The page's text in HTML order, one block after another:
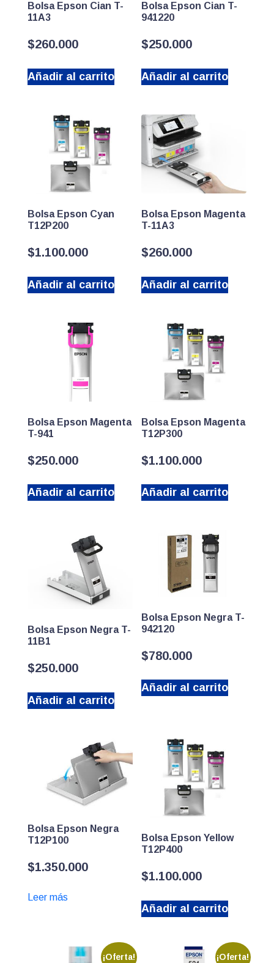
Bolsa Epson Cian T-
11A3
$260.000
Añadir al carrito
Bolsa Epson Cian T-
941220
$250.000
Añadir al carrito
Bolsa Epson Cyan
T12P200
$1.100.000
Añadir al carrito
Bolsa Epson Magenta
T-11A3
$260.000
Añadir al carrito
Bolsa Epson Magenta
T-941
$250.000
Añadir al carrito
Bolsa Epson Magenta
T12P300
$1.100.000
Añadir al carrito
Bolsa Epson Negra T-
11B1
$250.000
Añadir al carrito
Bolsa Epson Negra T-
942120
$780.000
Añadir al carrito
Bolsa Epson Negra
T12P100
$1.350.000
Leer más
Bolsa Epson Yellow
T12P400
$1.100.000
Añadir al carrito
¡Oferta! ¡Oferta!